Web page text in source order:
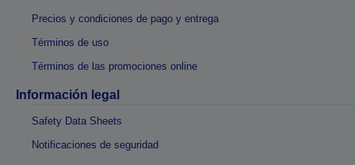
Precios y condiciones de pago y entrega
Términos de uso
Términos de las promociones online
Información legal
Safety Data Sheets
Notificaciones de seguridad